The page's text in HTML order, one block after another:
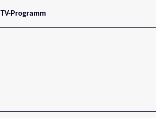
TV-Programm